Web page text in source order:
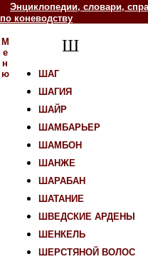
Энциклопедии, словари,
по коневодству
М
е
н
ю
Ш
ШАГ
ШАГИЯ
ШАЙР
ШАМБАРЬЕР
ШАМБОН
ШАНЖЕ
ШАРАБАН
ШАТАНИЕ
ШВЕДСКИЕ АРДЕНЫ
ШЕНКЕЛЬ
ШЕРСТЯНОЙ ВОЛОС